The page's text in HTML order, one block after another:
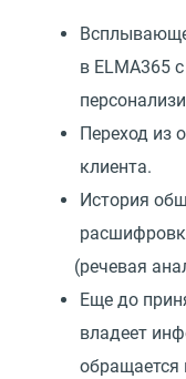
в ELMA365
Переход из
клиента.
История
(речевая
Еще до
владеет
обращается